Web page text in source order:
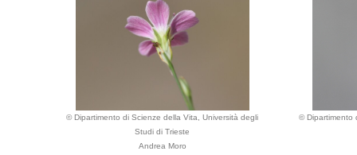
© Dipartimento di Scienze della Vita, Università degli
Studi di Trieste
Andrea Moro
© Dipartimento